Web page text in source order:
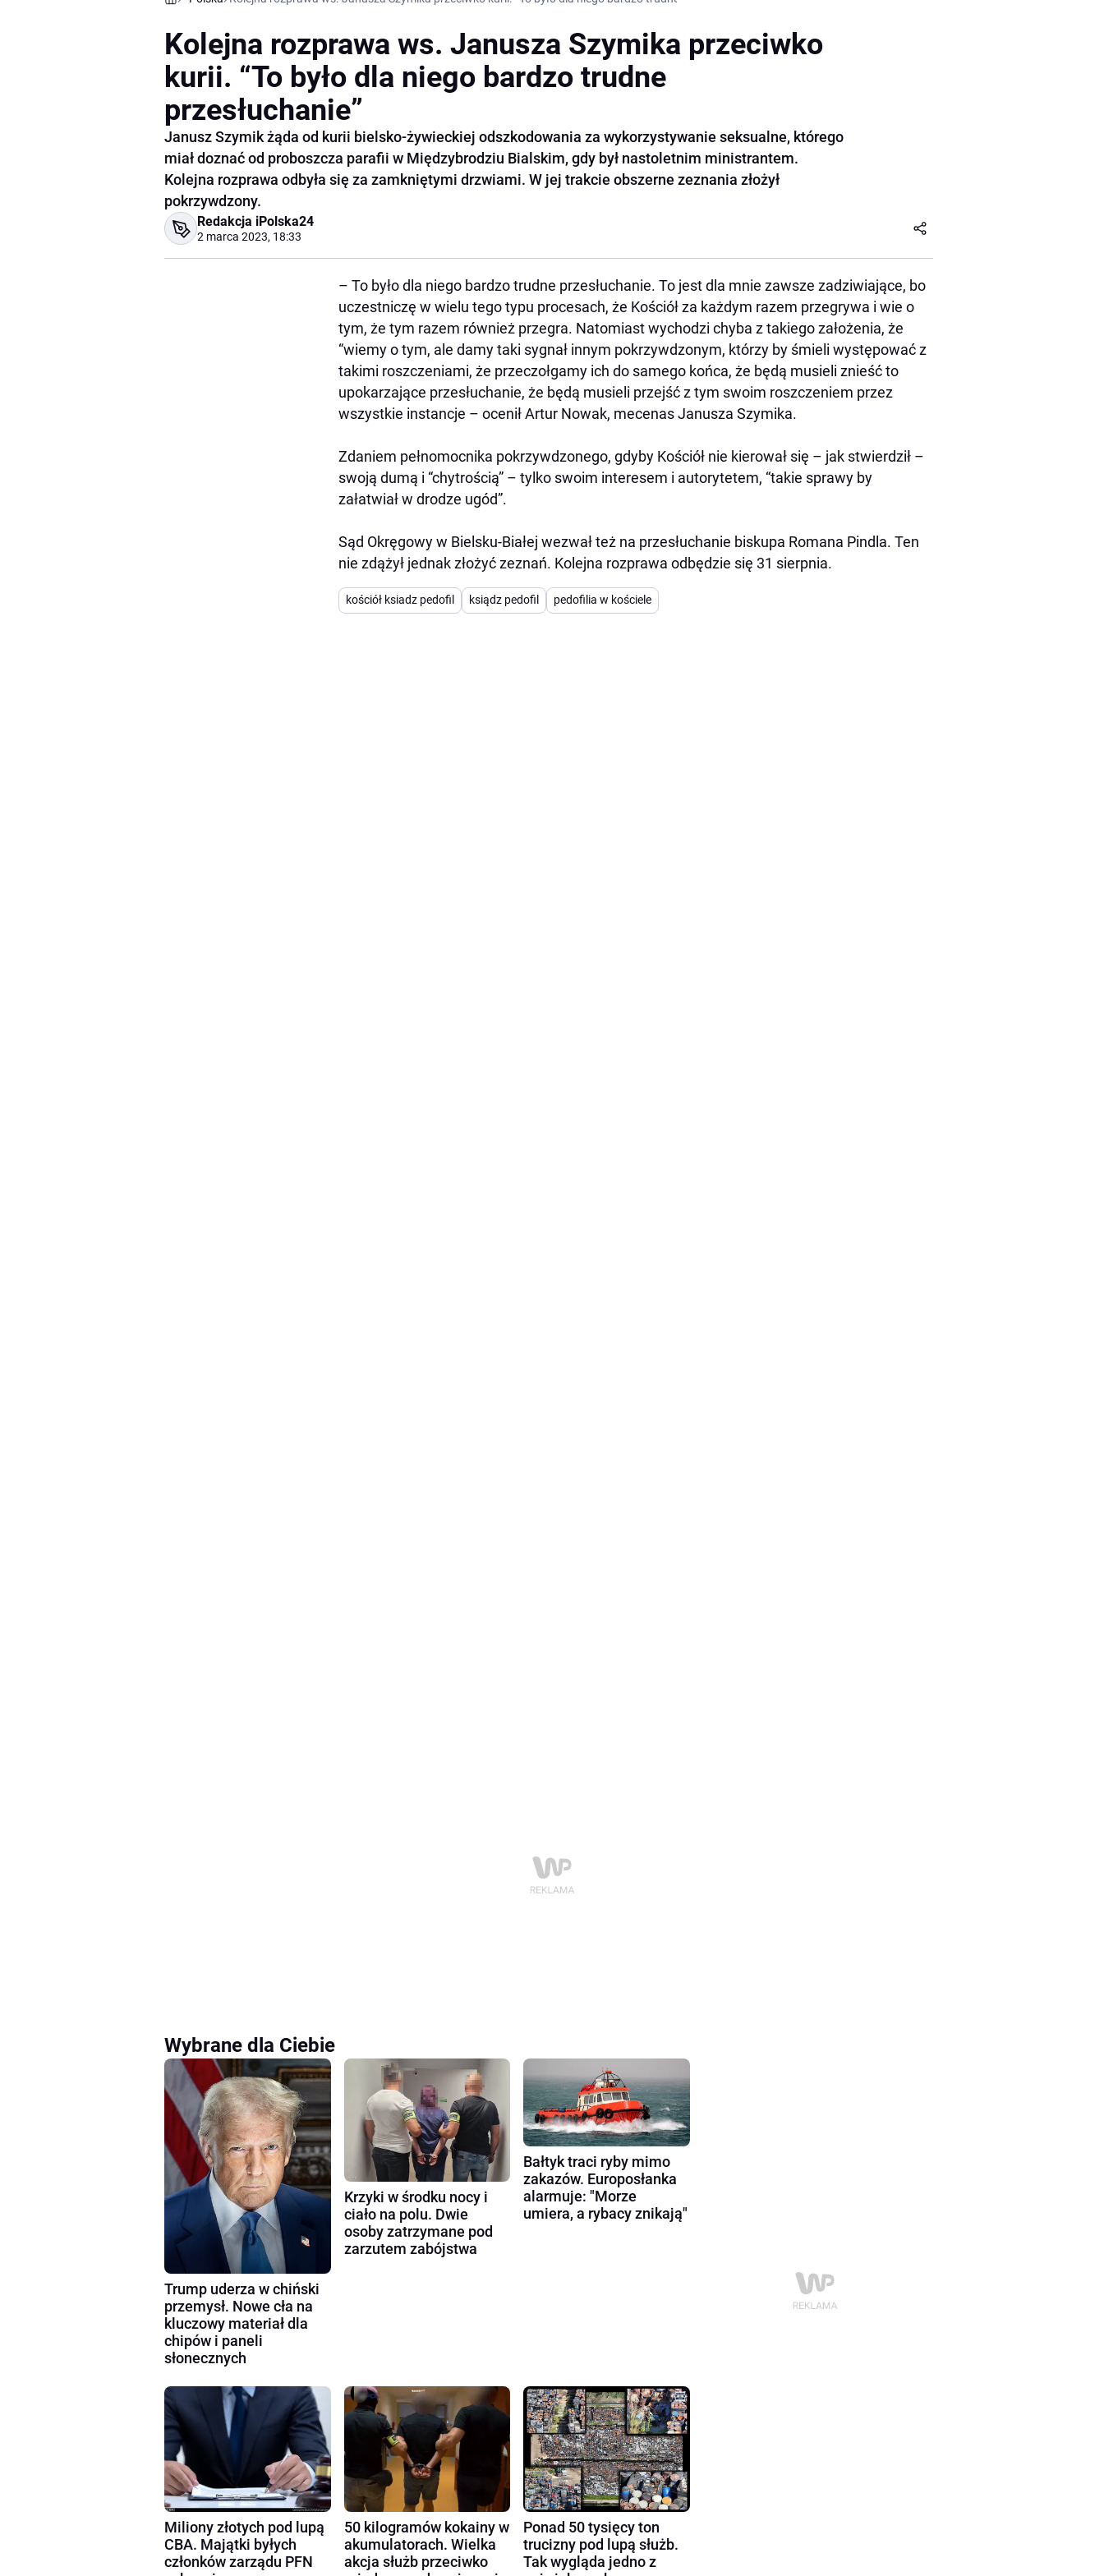
Kolejna rozprawa ws. Janusza Szymika przeciwko
kurii. “To było dla niego bardzo trudne
przesłuchanie”
Janusz Szymik żąda od kurii bielsko-żywieckiej odszkodowania za wykorzystywanie seksualne, którego
miał doznać od proboszcza parafii w Międzybrodziu Bialskim, gdy był nastoletnim ministrantem.
Kolejna rozprawa odbyła się za zamkniętymi drzwiami. W jej trakcie obszerne zeznania złożył
pokrzywdzony.
Redakcja iPolska24
2 marca 2023, 18:33
– To było dla niego bardzo trudne przesłuchanie. To jest dla mnie zawsze zadziwiające, bo
uczestniczę w wielu tego typu procesach, że Kościół za każdym razem przegrywa i wie o
tym, że tym razem również przegra. Natomiast wychodzi chyba z takiego założenia, że
“wiemy o tym, ale damy taki sygnał innym pokrzywdzonym, którzy by śmieli występować z
takimi roszczeniami, że przeczołgamy ich do samego końca, że będą musieli znieść to
upokarzające przesłuchanie, że będą musieli przejść z tym swoim roszczeniem przez
wszystkie instancje – ocenił Artur Nowak, mecenas Janusza Szymika.
Zdaniem pełnomocnika pokrzywdzonego, gdyby Kościół nie kierował się – jak stwierdził –
swoją dumą i “chytrością” – tylko swoim interesem i autorytetem, “takie sprawy by
załatwiał w drodze ugód”.
Sąd Okręgowy w Bielsku-Białej wezwał też na przesłuchanie biskupa Romana Pindla. Ten
nie zdążył jednak złożyć zeznań. Kolejna rozprawa odbędzie się 31 sierpnia.
kościół ksiadz pedofil ksiądz pedofil pedofilia w kościele
Wybrane dla Ciebie
Trump uderza w chiński
przemysł. Nowe cła na
kluczowy materiał dla
chipów i paneli
słonecznych
Krzyki w środku nocy i
ciało na polu. Dwie
osoby zatrzymane pod
zarzutem zabójstwa
Bałtyk traci ryby mimo
zakazów. Europosłanka
alarmuje: "Morze
umiera, a rybacy znikają"
Miliony złotych pod lupą
CBA. Majątki byłych
członków zarządu PFN
50 kilogramów kokainy w
akumulatorach. Wielka
akcja służb przeciwko
Ponad 50 tysięcy ton
trucizny pod lupą służb.
Tak wygląda jedno z